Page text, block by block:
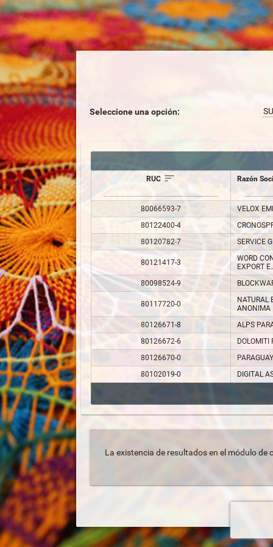
Seleccione una opción:
RUC Razón
80066593-7
VELOX
80122400-4
80120782-7
SERVICE
80121417-3
WORD
EXPORT
80098524-9
80117720-0
NATURAL
ANONIMA
80126671-8
ALPS
80126672-6
DOLOMITI
80126670-0
80102019-0
DIGITAL
La existencia de resultados en el módulo